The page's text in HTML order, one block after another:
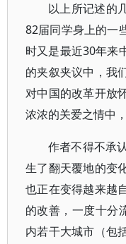
以上所记述的
82届同学身上的一
时又是最近30年来
的夹叙夹议中，我
对中国的改革开放
浓浓的关爱之情中
作者不得不承
生了翻天覆地的变
也正在变得越来越
的改善，一度十分
内若干大城市（包